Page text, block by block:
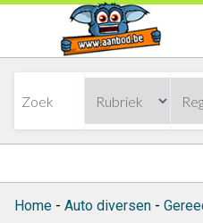
Home - Auto diversen -